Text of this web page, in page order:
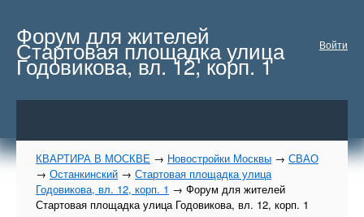
Войти
Форум для жителей
Стартовая площадка улица
Годовикова, вл. 12, корп. 1
КВАРТИРА В МОСКВЕ → Новостройки Москвы → СВАО
→ Останкинский → Стартовая площадка улица
Годовикова, вл. 12, корп. 1 → Форум для жителей
Стартовая площадка улица Годовикова, вл. 12, корп. 1